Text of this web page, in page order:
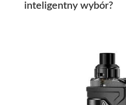
inteligentny wybór?